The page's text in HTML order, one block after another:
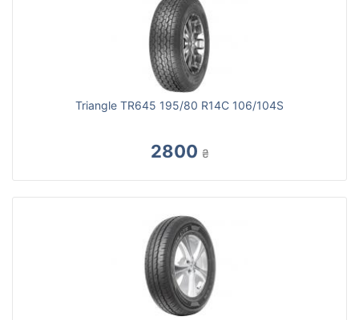
Triangle TR645 195/80 R14C 106/104S
2800 ₴